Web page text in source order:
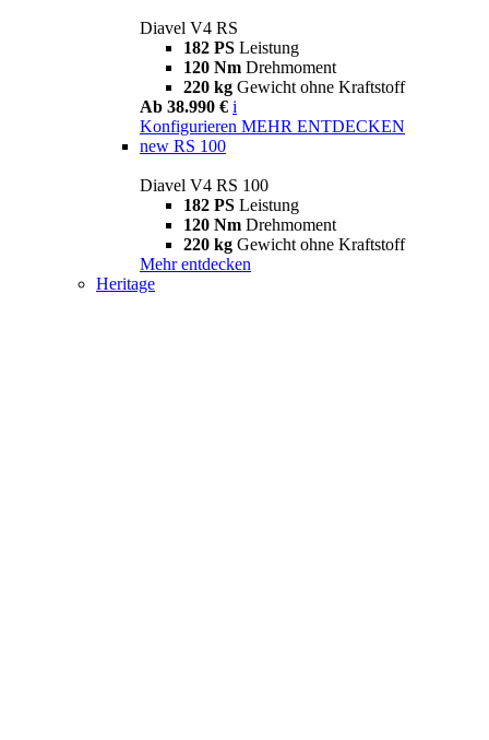
Diavel V4 RS
182 PS Leistung
120 Nm Drehmoment
220 kg Gewicht ohne Kraftstoff
Ab 38.990 € i
Konfigurieren MEHR ENTDECKEN
new RS 100
Diavel V4 RS 100
182 PS Leistung
120 Nm Drehmoment
220 kg Gewicht ohne Kraftstoff
Mehr entdecken
Heritage